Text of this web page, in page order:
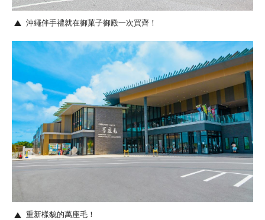
沖繩伴手禮就在御菓子御殿一次買齊！
重新樣貌的萬座毛！